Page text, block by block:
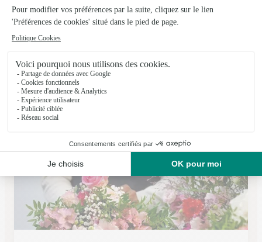
Viviane Fleurs
St Leonard de Noblat
★★★★★4.8 (21)
3 RUE VICTOR HUGO